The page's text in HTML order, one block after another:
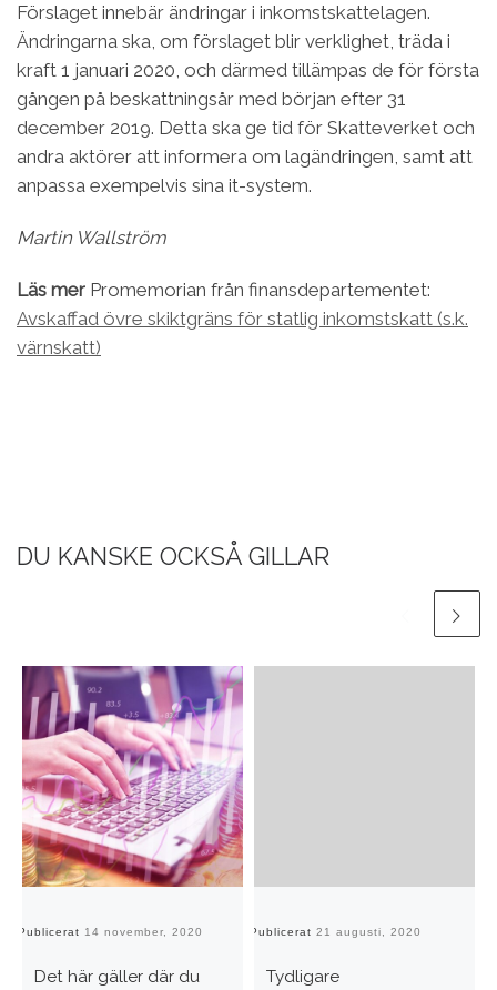
Förslaget innebär ändringar i inkomstskattelagen.
Ändringarna ska, om förslaget blir verklighet, träda i
kraft 1 januari 2020, och därmed tillämpas de för första
gången på beskattningsår med början efter 31
december 2019. Detta ska ge tid för Skatteverket och
andra aktörer att informera om lagändringen, samt att
anpassa exempelvis sina it-system.
Martin Wallström
Läs mer Promemorian från finansdepartementet:
Avskaffad övre skiktgräns för statlig inkomstskatt (s.k.
värnskatt)
DU KANSKE OCKSÅ GILLAR
Publicerat 14 november, 2020
Det här gäller där du
Publicerat 21 augusti, 2020
Tydligare